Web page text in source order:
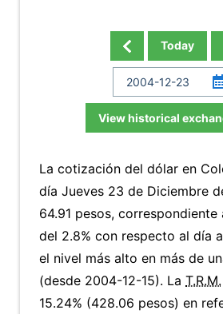
Today
View historical
La cotización del dólar en
día Jueves 23 de Diciembre
64.91 pesos, correspondiente
del 2.8% con respecto al día
el nivel más alto en más de
(desde 2004-12-15). La T.R.M.
15.24% (428.06 pesos) en